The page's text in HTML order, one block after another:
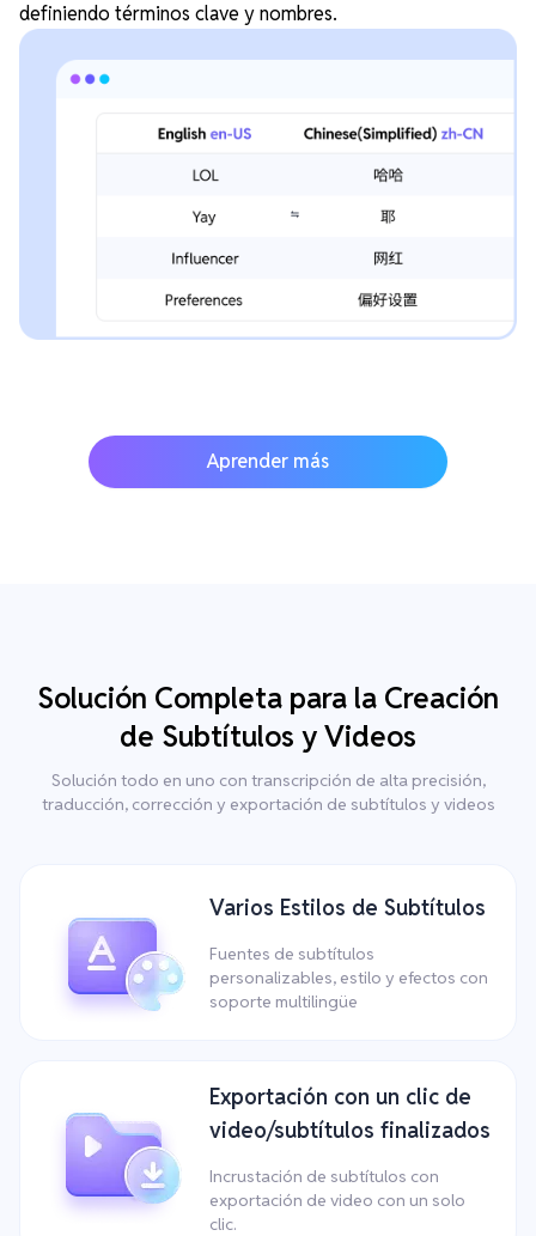
definiendo términos clave y nombres.
Aprender más
Solución Completa para la Creación
de Subtítulos y Videos
Solución todo en uno con transcripción de alta precisión,
traducción, corrección y exportación de subtítulos y videos
Varios Estilos de Subtítulos
Fuentes de subtítulos
personalizables, estilo y efectos con
soporte multilingüe
Exportación con un clic de
video/subtítulos finalizados
Incrustación de subtítulos con
exportación de video con un solo
clic.